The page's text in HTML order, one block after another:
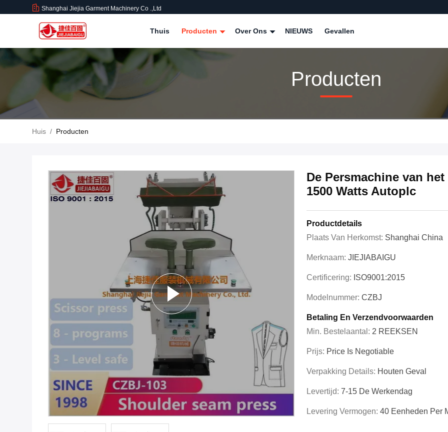
Shanghai Jiejia Garment Machinery Co .,ltd
Thuis Producten Over Ons NIEUWS Gevallen
Producten
Huis / Producten
De Persmachine van
1500 Watts Autoplc
Productdetails
Plaats Van Herkomst: Shanghai China
Merknaam: JIEJIABAIGU
Certificering: ISO9001:2015
Modelnummer: CZBJ
Betaling En Verzendvoorwaarden
Min. Bestelaantal: 2 REEKSEN
Prijs: Price Is Negotiable
Verpakking Details: Houten Geval
Levertijd: 7-15 De Werkendag
Levering Vermogen: 40 Eenheden Per